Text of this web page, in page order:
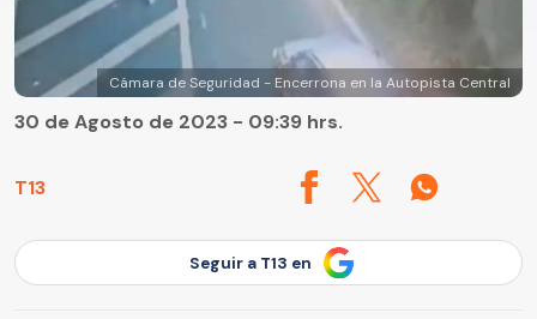
Cámara de Seguridad - Encerrona en la Autopista Central
T13
30 de Agosto de 2023 - 09:39 hrs.
Seguir a T13 en